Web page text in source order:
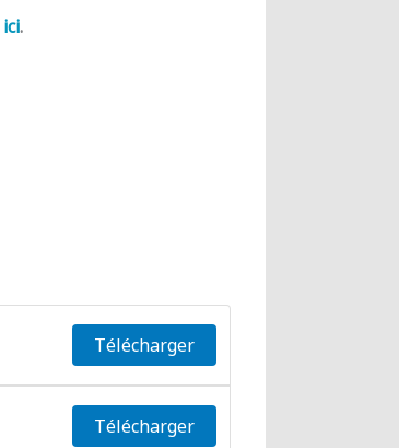
ici.
Télécharger
Télécharger